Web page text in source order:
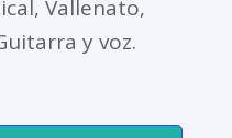
Vallenato,
y voz.